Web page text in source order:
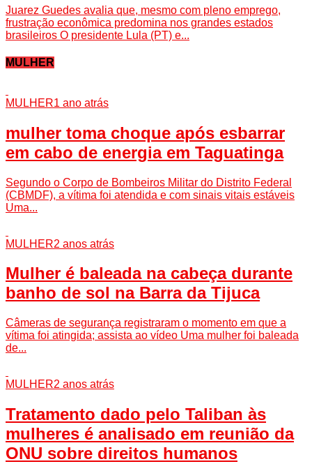
Juarez Guedes avalia que, mesmo com pleno emprego,
frustração econômica predomina nos grandes estados
brasileiros O presidente Lula (PT) e...
MULHER
MULHER1 ano atrás
mulher toma choque após esbarrar
em cabo de energia em Taguatinga
Segundo o Corpo de Bombeiros Militar do Distrito Federal
(CBMDF), a vítima foi atendida e com sinais vitais estáveis
Uma...
MULHER2 anos atrás
Mulher é baleada na cabeça durante
banho de sol na Barra da Tijuca
Câmeras de segurança registraram o momento em que a
vítima foi atingida; assista ao vídeo Uma mulher foi baleada
de...
MULHER2 anos atrás
Tratamento dado pelo Taliban às
mulheres é analisado em reunião da
ONU sobre direitos humanos